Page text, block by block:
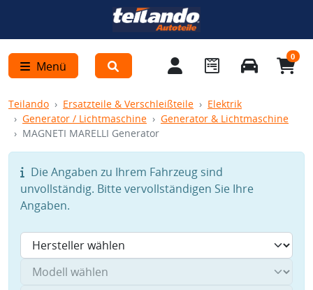
Menü
0
Teilando Ersatzteile & Verschleißteile
Elektrik
Generator / Lichtmaschine
Generator & Lichtmaschine
MAGNETI MARELLI Generator
Die Angaben zu Ihrem Fahrzeug sind
unvollständig. Bitte vervollständigen Sie Ihre
Angaben.